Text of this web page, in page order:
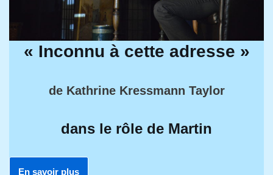
« Inconnu à cette adresse »
de Kathrine Kressmann Taylor
dans le rôle de Martin
En savoir plus